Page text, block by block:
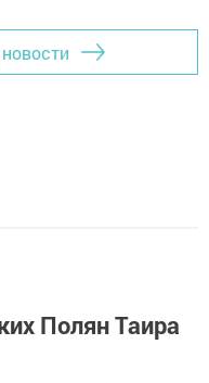
Полян Таира